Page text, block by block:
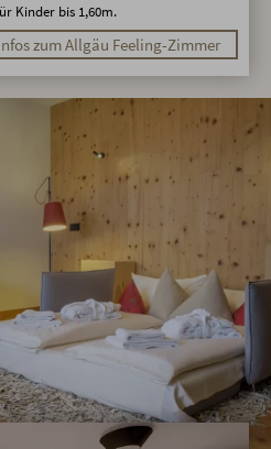
Kinder bis 1,60m.
zum Allgäu Feeling-Zimmer